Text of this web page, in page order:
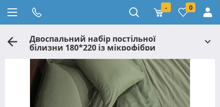
- 0
Двоспальний набір постільної
білизни 180*220 із мікрофібри
№202316 Черешенька™